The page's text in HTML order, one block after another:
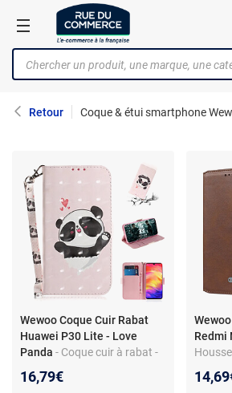
Retour Coque & étui smartphone
Wewoo Coque Cuir Rabat
Huawei P30 Lite - Love
Panda - Coque cuir à rabat -
intégrées
16,79€
Redmi